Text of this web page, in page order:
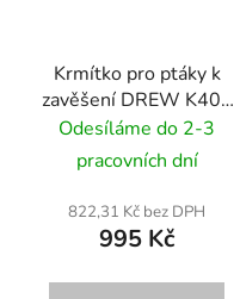
Krmítko pro ptáky k
zavěšení DREW K40S
35cm se solárním
osvětlením LED
Odesíláme do 2-3
pracovních dní
822,31 Kč bez DPH
995 Kč